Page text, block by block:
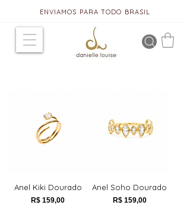
ENVIAMOS PARA TODO BRASIL
Anel Kiki Dourado
Preço
R$ 159,00
Anel Soho Dourado
Preço
R$ 159,00